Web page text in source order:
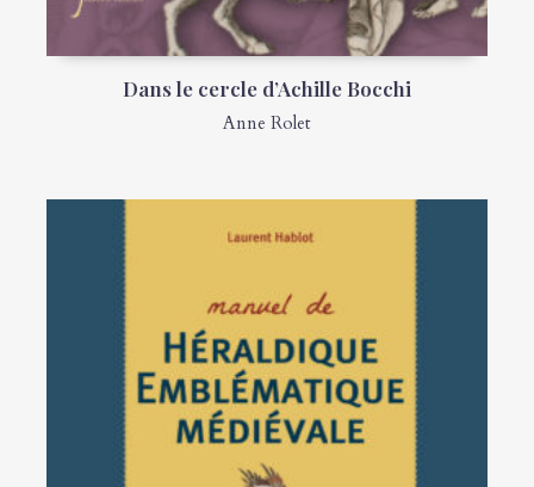
Dans le cercle d’Achille Bocchi
Anne Rolet